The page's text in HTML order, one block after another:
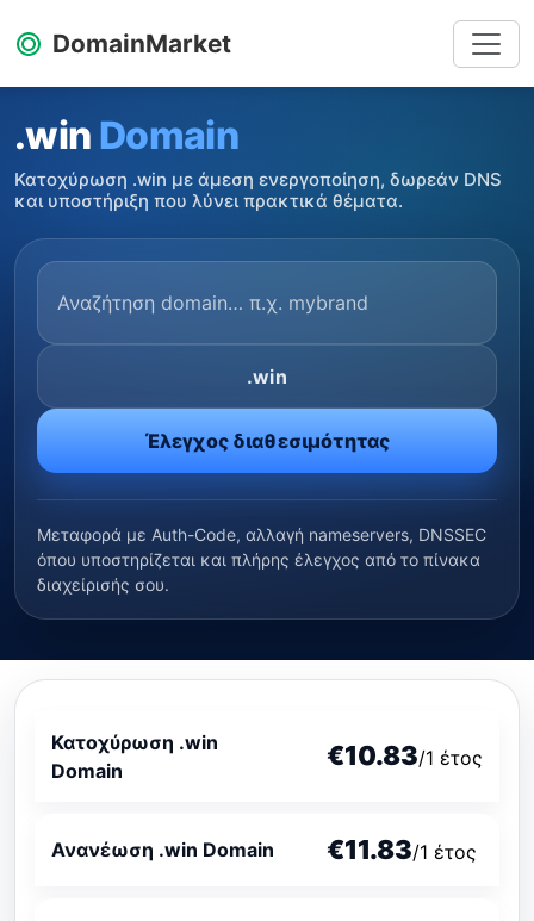
DomainMarket
.win Domain
Κατοχύρωση .win με άμεση ενεργοποίηση, δωρεάν DNS
και υποστήριξη που λύνει πρακτικά θέματα.
.win
Έλεγχος διαθεσιμότητας
Μεταφορά με Auth-Code, αλλαγή nameservers, DNSSEC
όπου υποστηρίζεται και πλήρης έλεγχος από το πίνακα
διαχείρισής σου.
Κατοχύρωση .win
Domain
€10.83/1 έτος
Ανανέωση .win Domain €11.83/1 έτος